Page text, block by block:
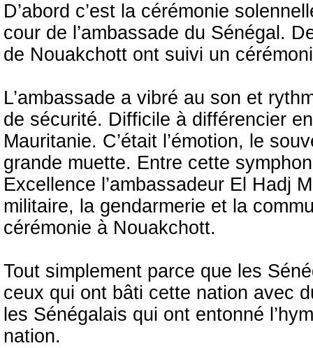
D’abord c’est la cérémonie
cour de l’ambassade du Sénégal.
de Nouakchott ont suivi un
L’ambassade a vibré au son et
de sécurité. Difficile à différencier
Mauritanie. C’était l’émotion, le
grande muette. Entre cette
Excellence l’ambassadeur El Hadj
militaire, la gendarmerie et la
cérémonie à Nouakchott.
Tout simplement parce que les
ceux qui ont bâti cette nation avec
les Sénégalais qui ont entonné
nation.